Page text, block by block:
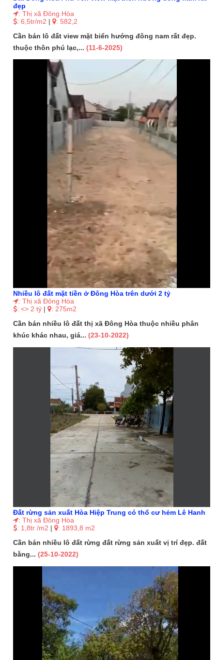
đẹp
: Thị xã Đông Hòa
: 6,5tr/m2 | : 582,2
Cần bán lô đất view mặt biển hướng đông nam rất đẹp.
thuộc thôn phú lạc,...(11-6-2025)
Nhiều lô đất mặt tiền ở Đông Hòa trên dưới 2 tỷ
: Thị xã Đông Hòa
: <> 2 tỷ | : 275m2
Cần bán nhiều lô đất thị xã Đông Hòa thuộc nhiều phân
khúc khác nhau, giá...(23-10-2022)
Đất rừng sản xuất Hòa Hiệp Trung có thổ cư hẻm Lê Hanh
: Thị xã Đông Hòa
: 1,8tr /m2 | : 1893,8 m2
Cần bán nhiều lô đất rừng đất rừng sản xuất vị trí đẹp. đất
bằng...(25-10-2022)